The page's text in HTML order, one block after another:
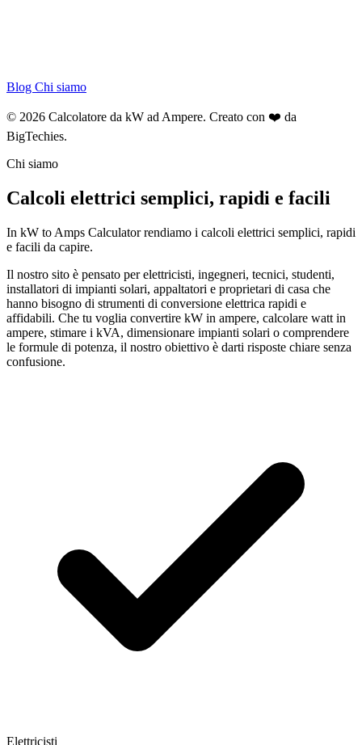
Blog Chi siamo
© 2026 Calcolatore da kW ad Ampere. Creato con ❤️ da
BigTechies.
Chi siamo
Calcoli elettrici semplici, rapidi e facili
In kW to Amps Calculator rendiamo i calcoli elettrici semplici, rapidi
e facili da capire.
Il nostro sito è pensato per elettricisti, ingegneri, tecnici, studenti,
installatori di impianti solari, appaltatori e proprietari di casa che
hanno bisogno di strumenti di conversione elettrica rapidi e
affidabili. Che tu voglia convertire kW in ampere, calcolare watt in
ampere, stimare i kVA, dimensionare impianti solari o comprendere
le formule di potenza, il nostro obiettivo è darti risposte chiare senza
confusione.
Elettricisti